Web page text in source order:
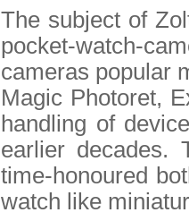
The subject of
pocket-watch-
cameras popular
Magic Photoret,
handling of
earlier decades.
time-honoured
watch like